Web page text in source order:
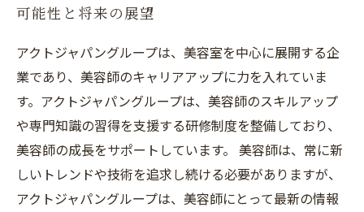
可能性と将来の展望
アクトジャパングループは、美容室を中心に展開する企
業であり、美容師のキャリアアップに力を入れていま
す。アクトジャパングループは、美容師のスキルアップ
や専門知識の習得を支援する研修制度を整備しており、
美容師の成長をサポートしています。 美容師は、常に新
しいトレンドや技術を追求し続ける必要がありますが、
アクトジャパングループは、美容師にとって最新の情報